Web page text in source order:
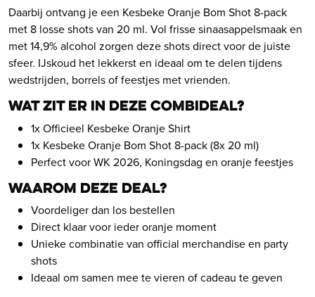
Daarbij ontvang je een Kesbeke Oranje Bom Shot 8-pack
met 8 losse shots van 20 ml. Vol frisse sinaasappelsmaak en
met 14,9% alcohol zorgen deze shots direct voor de juiste
sfeer. IJskoud het lekkerst en ideaal om te delen tijdens
wedstrijden, borrels of feestjes met vrienden.
Wat zit er in deze combideal?
1x Officieel Kesbeke Oranje Shirt
1x Kesbeke Oranje Bom Shot 8-pack (8x 20 ml)
Perfect voor WK 2026, Koningsdag en oranje feestjes
Waarom deze deal?
Voordeliger dan los bestellen
Direct klaar voor ieder oranje moment
Unieke combinatie van official merchandise en party
shots
Ideaal om samen mee te vieren of cadeau te geven